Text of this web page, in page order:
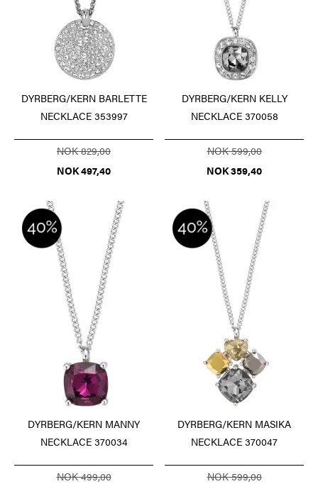
DYRBERG/KERN BARLETTE
NECKLACE 353997
NOK 829,00
NOK 497,40
DYRBERG/KERN KELLY
NECKLACE 370058
NOK 599,00
NOK 359,40
DYRBERG/KERN MANNY
NECKLACE 370034
NOK 499,00
DYRBERG/KERN MASIKA
NECKLACE 370047
NOK 599,00